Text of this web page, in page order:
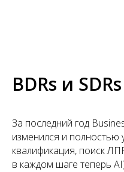
BDRs и SDRs
За последний год
изменился и полностью
квалификация, поиск
в каждом шаге теперь